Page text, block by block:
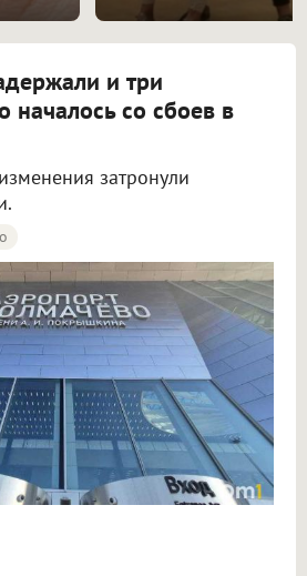
и три
началось со сбоев в
затронули